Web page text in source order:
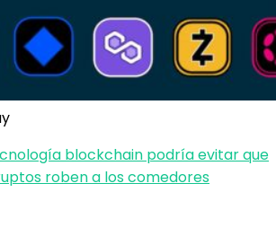
blockchain podría evitar que
roben a los comedores